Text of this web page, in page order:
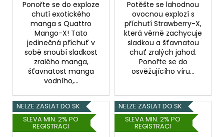
Ponořte se do exploze
chutí exotického
manga s Quattro
Mango-X! Tato
jedinečná příchuť v
sobě snoubí sladkost
zralého manga,
šťavnatost manga
vodního,...
Potěšte se lahodnou
ovocnou explozí s
příchutí Strawberry-X,
která věrně zachycuje
sladkou a šťavnatou
chuť zralých jahod.
Ponořte se do
osvěžujícího víru...
NELZE ZASLAT DO SK
SLEVA MIN. 2% PO
REGISTRACI
NELZE ZASLAT DO SK
SLEVA MIN. 2% PO
REGISTRACI